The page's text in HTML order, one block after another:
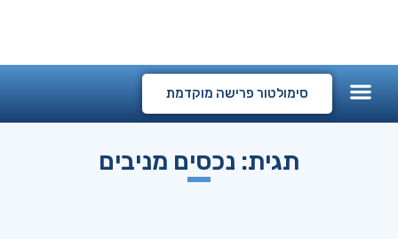
סימולטור פרישה מוקדמת
תגית: נכסים מניבים